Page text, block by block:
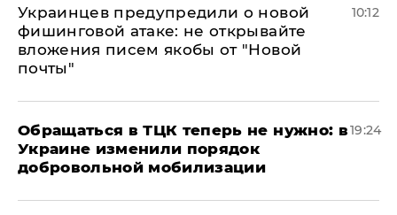
Украинцев предупредили о новой
фишинговой атаке: не открывайте
вложения писем якобы от "Новой
почты"
10:12
Обращаться в ТЦК теперь не нужно: в
Украине изменили порядок
добровольной мобилизации
19:24